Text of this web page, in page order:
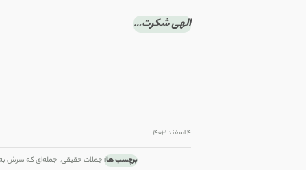
الهی شکرت…
۴ اسفند ۱۴۰۳
برچسب ها:جملات حقیقی, جمله‌ای که سرش